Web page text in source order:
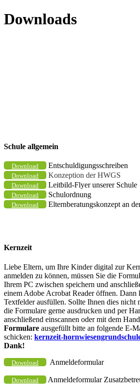
Downloads
Schule allgemein
Download Entschuldigungsschreiben
Download Konzeption der HWGS
Download Leitbild-Flyer unserer Schule
Download Schulordnung
Download Elternberatungskonzept an
Kernzeit
Liebe Eltern, um Ihre Kinder digital zur
anmelden zu können, müssen Sie die
Ihrem PC zwischen speichern und
einem Adobe Acrobat Reader öffnen. Dann
Textfelder ausfüllen. Sollte Ihnen dies nicht
die Formulare gerne ausdrucken und per
anschließend einscannen oder mit dem
Formulare ausgefüllt bitte an folgende E-
schicken: kernzeit-
Dank!
Download Anmeldeformular
Download Anmeldeformular